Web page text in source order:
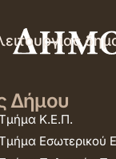
Δήμου
Κ.Ε.Π.
Εσωτερικού